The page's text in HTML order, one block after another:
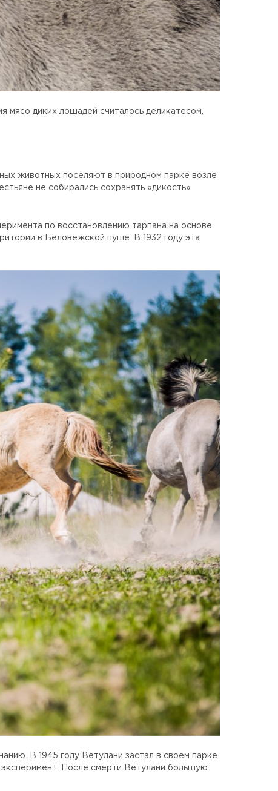
мясо диких лошадей считалось деликатесом,
животных поселяют в природном парке возле
не собирались сохранять «дикость»
по восстановлению тарпана на основе
в Беловежской пуще. В 1932 году эта
В 1945 году Ветулани застал в своем парке
эксперимент. После смерти Ветулани большую